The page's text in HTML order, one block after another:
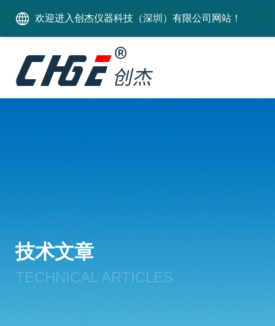
欢迎进入创杰仪器科技（深圳）有限公司网站！
技术文章
TECHNICAL ARTICLES